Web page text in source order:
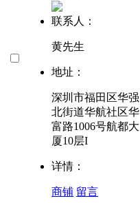
联系人：
黄先生
地址：
深圳市福田区华强
北街道华航社区华
富路1006号航都大
厦10层I
详情：
商铺 留言